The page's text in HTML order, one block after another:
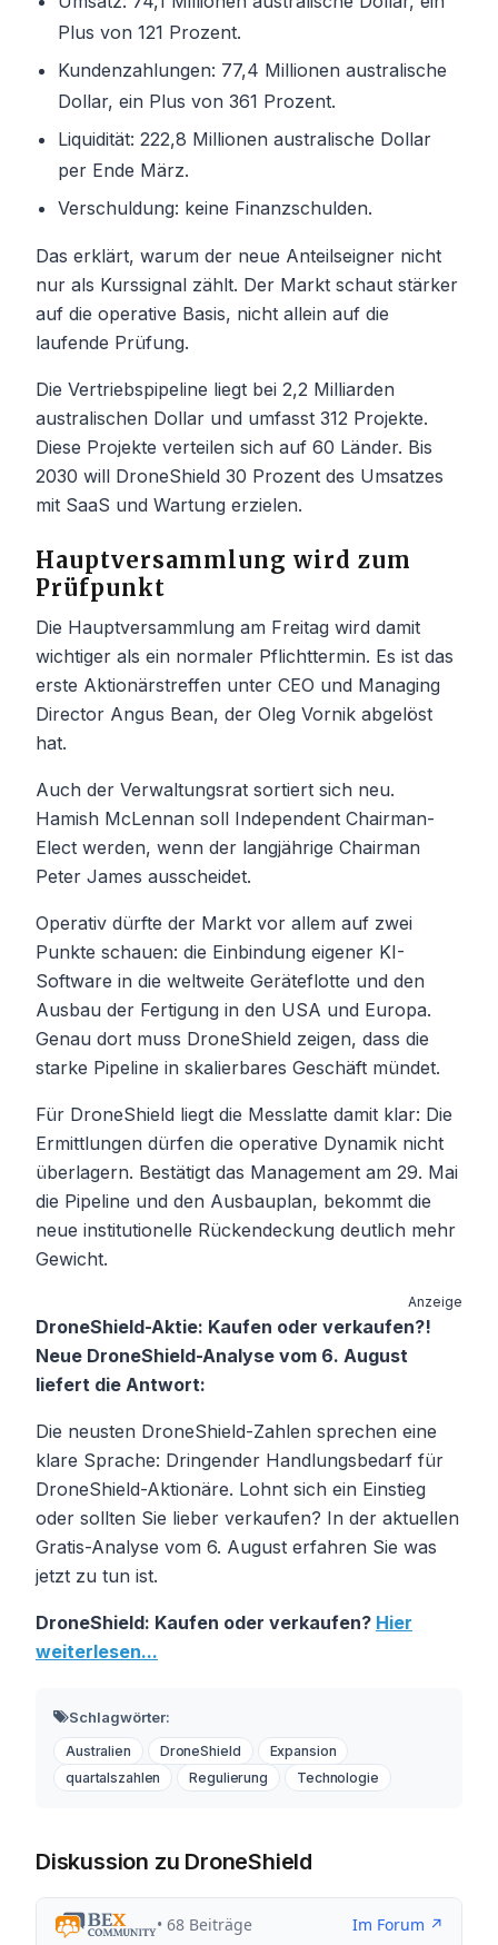
Plus von 121 Prozent.
Kundenzahlungen: 77,4 Millionen australische
Dollar, ein Plus von 361 Prozent.
Liquidität: 222,8 Millionen australische Dollar
per Ende März.
Verschuldung: keine Finanzschulden.
Das erklärt, warum der neue Anteilseigner nicht
nur als Kurssignal zählt. Der Markt schaut stärker
auf die operative Basis, nicht allein auf die
laufende Prüfung.
Die Vertriebspipeline liegt bei 2,2 Milliarden
australischen Dollar und umfasst 312 Projekte.
Diese Projekte verteilen sich auf 60 Länder. Bis
2030 will DroneShield 30 Prozent des Umsatzes
mit SaaS und Wartung erzielen.
Hauptversammlung wird zum
Prüfpunkt
Die Hauptversammlung am Freitag wird damit
wichtiger als ein normaler Pflichttermin. Es ist das
erste Aktionärstreffen unter CEO und Managing
Director Angus Bean, der Oleg Vornik abgelöst
hat.
Auch der Verwaltungsrat sortiert sich neu.
Hamish McLennan soll Independent Chairman-
Elect werden, wenn der langjährige Chairman
Peter James ausscheidet.
Operativ dürfte der Markt vor allem auf zwei
Punkte schauen: die Einbindung eigener KI-
Software in die weltweite Geräteflotte und den
Ausbau der Fertigung in den USA und Europa.
Genau dort muss DroneShield zeigen, dass die
starke Pipeline in skalierbares Geschäft mündet.
Für DroneShield liegt die Messlatte damit klar: Die
Ermittlungen dürfen die operative Dynamik nicht
überlagern. Bestätigt das Management am 29. Mai
die Pipeline und den Ausbauplan, bekommt die
neue institutionelle Rückendeckung deutlich mehr
Gewicht.
Anzeige
DroneShield-Aktie: Kaufen oder verkaufen?!
Neue DroneShield-Analyse vom 6. August
liefert die Antwort:
Die neusten DroneShield-Zahlen sprechen eine
klare Sprache: Dringender Handlungsbedarf für
DroneShield-Aktionäre. Lohnt sich ein Einstieg
oder sollten Sie lieber verkaufen? In der aktuellen
Gratis-Analyse vom 6. August erfahren Sie was
jetzt zu tun ist.
DroneShield: Kaufen oder verkaufen? Hier
weiterlesen...
Schlagwörter:
Australien DroneShield
Expansion
quartalszahlen
Regulierung Technologie
Diskussion zu DroneShield